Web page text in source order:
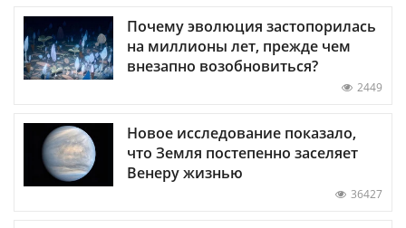
Почему эволюция застопорилась
на миллионы лет, прежде чем
внезапно возобновиться?
2449
Новое исследование показало,
что Земля постепенно заселяет
Венеру жизнью
36427